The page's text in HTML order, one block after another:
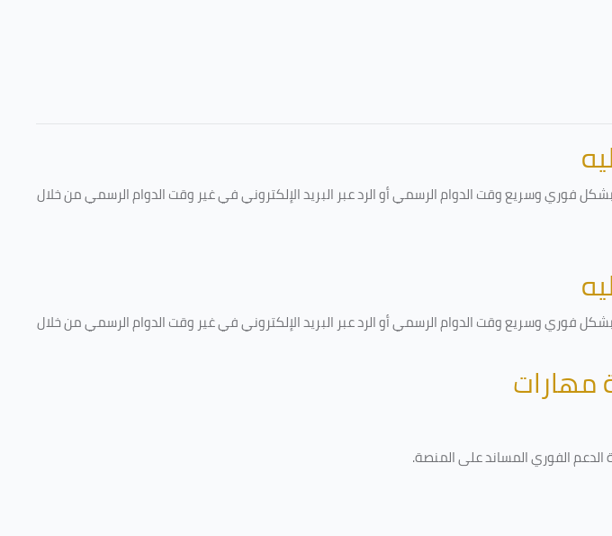
فوري وسريع وقت الدوام الرسمي أو الرد عبر البريد الإلكتروني في غير وقت الدوام الرسمي من خلال
فوري وسريع وقت الدوام الرسمي أو الرد عبر البريد الإلكتروني في غير وقت الدوام الرسمي من خلال
مهارات
الفوري المساند على المنصة.